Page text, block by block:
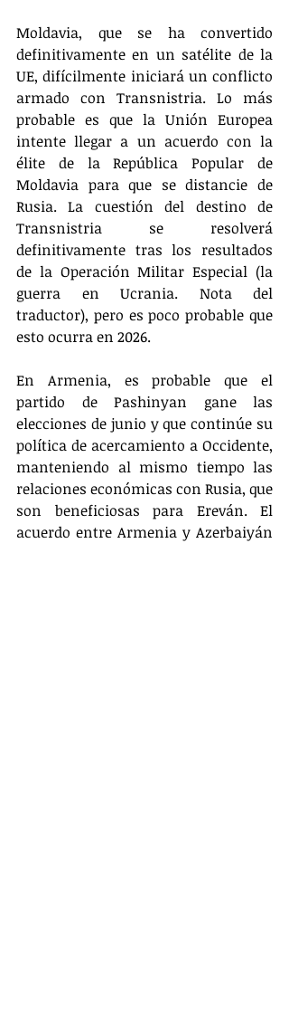
Moldavia, que se ha convertido
definitivamente en un satélite de la
UE, difícilmente iniciará un conflicto
armado con Transnistria. Lo más
probable es que la Unión Europea
intente llegar a un acuerdo con la
élite de la República Popular de
Moldavia para que se distancie de
Rusia. La cuestión del destino de
Transnistria se resolverá
definitivamente tras los resultados
de la Operación Militar Especial (la
guerra en Ucrania. Nota del
traductor), pero es poco probable que
esto ocurra en 2026.
En Armenia, es probable que el
partido de Pashinyan gane las
elecciones de junio y que continúe su
política de acercamiento a Occidente,
manteniendo al mismo tiempo las
relaciones económicas con Rusia, que
son beneficiosas para Ereván. El
acuerdo entre Armenia y Azerbaiyán